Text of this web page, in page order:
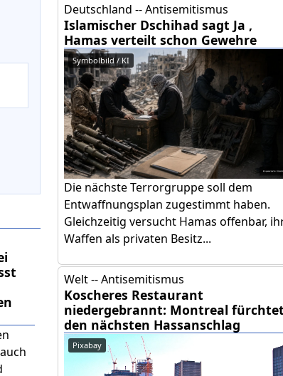
Deutschland -- Antisemitismus
Islamischer Dschihad sagt Ja ,
Hamas verteilt schon Gewehre
Symbolbild / KI
Die nächste Terrorgruppe soll dem
Entwaffnungsplan zugestimmt haben.
Gleichzeitig versucht Hamas offenbar,
Waffen als privaten Besitz...
Welt -- Antisemitismus
Koscheres Restaurant
niedergebrannt: Montreal fürchtet
den nächsten Hassanschlag
Pixabay